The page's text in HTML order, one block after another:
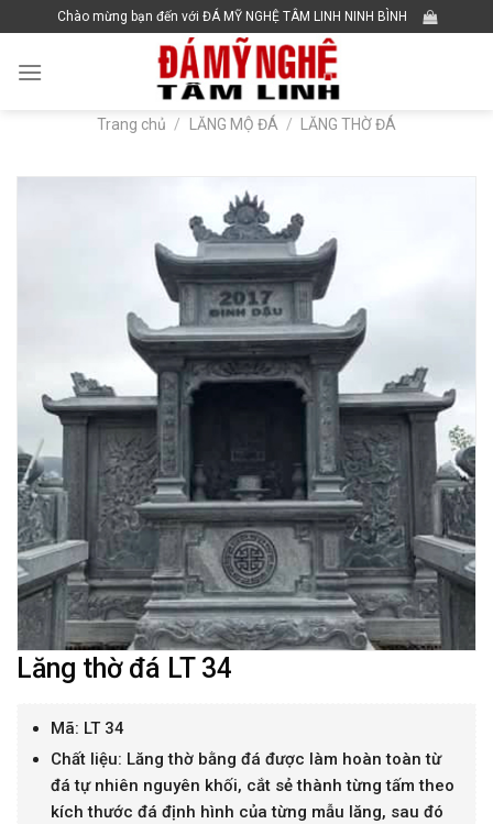
to
content
Chào mừng bạn đến với ĐÁ MỸ NGHỆ TÂM LINH NINH BÌNH
Trang chủ / LĂNG MỘ ĐÁ / LĂNG THỜ ĐÁ
Lăng thờ đá LT 34
Mã: LT 34
Chất liệu: Lăng thờ bằng đá được làm hoàn toàn từ
đá tự nhiên nguyên khối, cắt sẻ thành từng tấm theo
kích thước đá định hình của từng mẫu lăng, sau đó